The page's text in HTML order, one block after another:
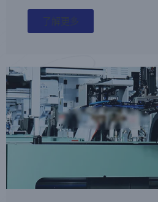
了解更多